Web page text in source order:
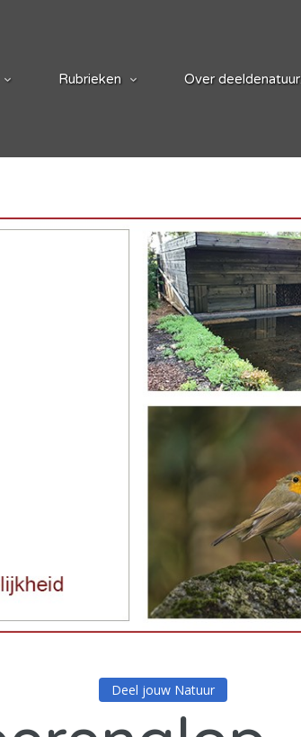
Rubrieken Over
Deel jouw Natuur